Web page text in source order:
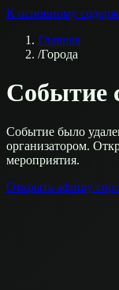
К основному
Главная
/Города
Событие
Событие было
организатором.
мероприятия.
Открыть афишу